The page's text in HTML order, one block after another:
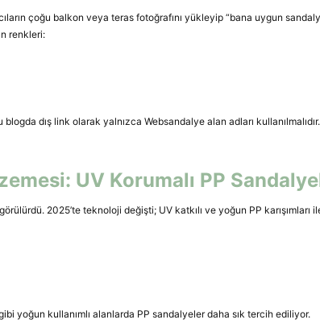
çoğu balkon veya teras fotoğrafını yükleyip “bana uygun
renkleri:
blogda dış link olarak yalnızca Websandalye alan adları
UV Korumalı PP
2025’te teknoloji değişti; UV katkılı ve yoğun PP karışımları
yoğun kullanımlı alanlarda PP sandalyeler daha sık tercih ediliyor.